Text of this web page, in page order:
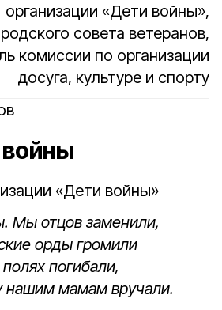
организации «Дети войны»,
совета ветеранов,
комиссии по организации
досуга, культуре и спорту
«Дети войны»
Мы отцов заменили,
орды громили
погибали,
нашим мамам вручали.